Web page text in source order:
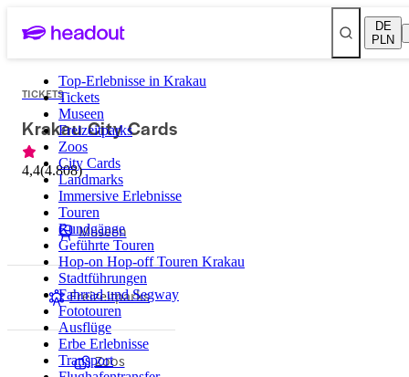
DE
PLN
Top-Erlebnisse in Krakau
Tickets
Museen
Freizeitparks
Zoos
City Cards
Landmarks
Immersive Erlebnisse
Touren
Rundgänge
Geführte Touren
Hop-on Hop-off Touren Krakau
Stadtführungen
Fahrrad und Segway
Fototouren
Ausflüge
Erbe Erlebnisse
Transport
TICKETS
Krakau City Cards
4,4(4.808)
Museen
Freizeitparks
Zoos